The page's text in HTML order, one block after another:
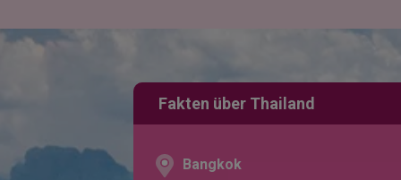
Fakten über Thailand
Bangkok